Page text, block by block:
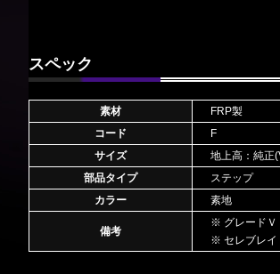
スペック
素材
FRP製
コード
F
サイズ
地上高：純正
部品タイプ
ステップ
カラー
素地
備考
※ グレードＶ
※ セレブレイ